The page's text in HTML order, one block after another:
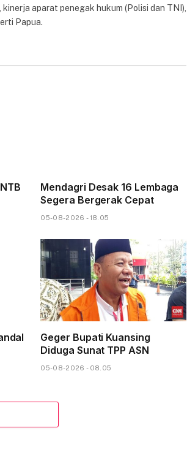
aparat penegak hukum (Polisi dan TNI),
Papua.
Mendagri Desak 16 Lembaga
Segera Bergerak Cepat
05-08-2026 - 18.05
Geger Bupati Kuansing
Diduga Sunat TPP ASN
05-08-2026 - 08.05